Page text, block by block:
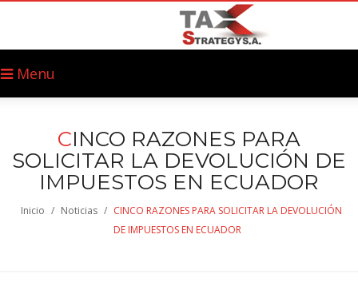
Menu
CINCO RAZONES PARA
SOLICITAR LA DEVOLUCIÓN DE
IMPUESTOS EN ECUADOR
Inicio / Noticias / CINCO RAZONES PARA SOLICITAR LA DEVOLUCIÓN
DE IMPUESTOS EN ECUADOR